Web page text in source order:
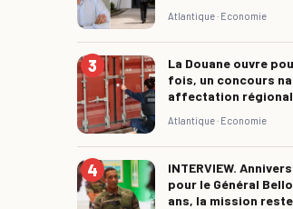
Atlantique · Economie
La Douane ouvre
fois, un concours
affectation
Atlantique · Economie
INTERVIEW.
pour le Général
ans, la mission